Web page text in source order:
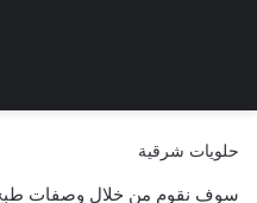
حلويات شرقية
سوف نقوم من خلال وصفات طبخ